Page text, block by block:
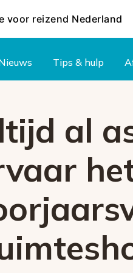
voor reizend Nederland
Tips & hulp
al